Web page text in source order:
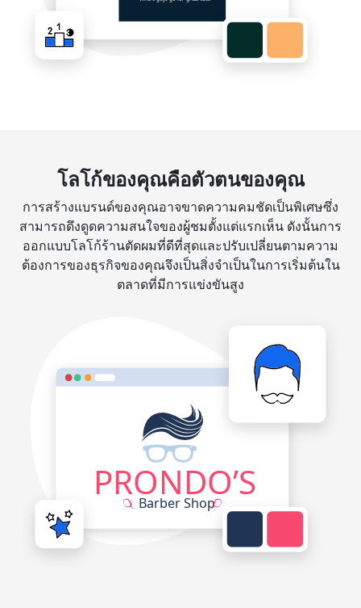
โลโก้ของคุณคือตัวตนของคุณ
การสร้างแบรนด์ของคุณอาจขาดความคมชัดเป็นพิเศษซึ่ง
สามารถดึงดูดความสนใจของผู้ชมตั้งแต่แรกเห็น ดังนั้นการ
ออกแบบโลโก้ร้านตัดผมที่ดีที่สุดและปรับเปลี่ยนตามความ
ต้องการของธุรกิจของคุณจึงเป็นสิ่งจำเป็นในการเริ่มต้นใน
ตลาดที่มีการแข่งขันสูง